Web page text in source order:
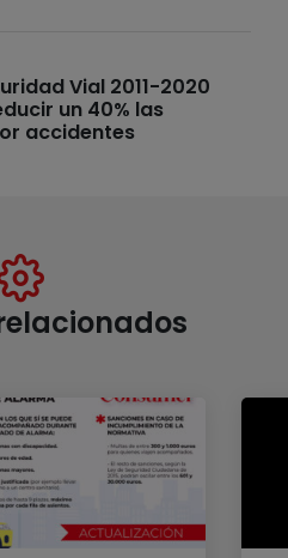
Vial 2011-2020
un 40% las
accidentes